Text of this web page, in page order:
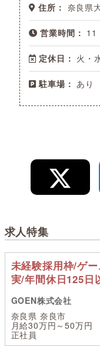
住所： 奈良県
営業時間： 11
定休日： 火・
駐車場： あり
求人特集
未経験採用枠/ゲ
実/年間休日125日
GOEN株式会社
奈良県 奈良市
月給30万円～50万円
正社員